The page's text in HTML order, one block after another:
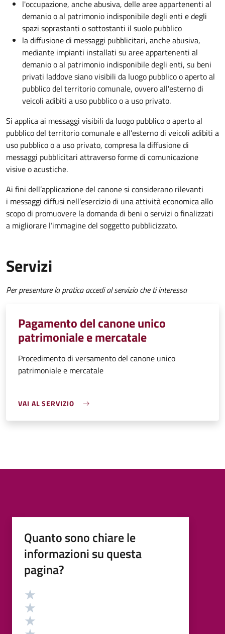
l'occupazione, anche abusiva, delle aree appartenenti al
demanio o al patrimonio indisponibile degli enti e degli
spazi soprastanti o sottostanti il suolo pubblico
la diffusione di messaggi pubblicitari, anche abusiva,
mediante impianti installati su aree appartenenti al
demanio o al patrimonio indisponibile degli enti, su beni
privati laddove siano visibili da luogo pubblico o aperto al
pubblico del territorio comunale, ovvero all'esterno di
veicoli adibiti a uso pubblico o a uso privato.
Si applica ai messaggi visibili da luogo pubblico o aperto al
pubblico del territorio comunale e all’esterno di veicoli adibiti a
uso pubblico o a uso privato, compresa la diffusione di
messaggi pubblicitari attraverso forme di comunicazione
visive o acustiche.
Ai fini dell’applicazione del canone si considerano rilevanti
i messaggi diffusi nell’esercizio di una attività economica allo
scopo di promuovere la domanda di beni o servizi o finalizzati
a migliorare l’immagine del soggetto pubblicizzato.
Servizi
Per presentare la pratica accedi al servizio che ti interessa
Pagamento del canone unico
patrimoniale e mercatale
Procedimento di versamento del canone unico
patrimoniale e mercatale
VAI AL SERVIZIO
Quanto sono chiare le
informazioni su questa
pagina?
Valutazione